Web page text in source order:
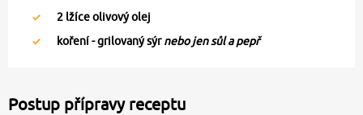
2 lžíce olivový olej
koření - grilovaný sýrnebo jen sůl a pepř
Postup přípravy receptu